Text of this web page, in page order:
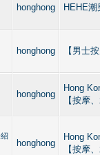
honghong HEHE
honghong 【男士
honghong
Hong
【按摩
honghong
Hong
【按摩